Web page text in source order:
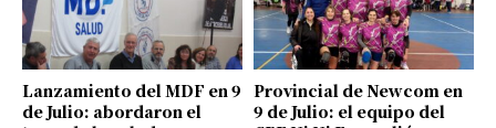
Lanzamiento del MDF en 9
de Julio: abordaron el
Provincial de Newcom en
9 de Julio: el equipo del